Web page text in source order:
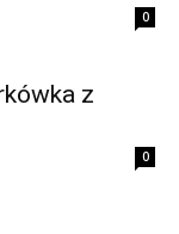
0
z
0